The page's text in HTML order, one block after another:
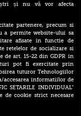
și nu vă vor afecta
partenere, precum si
permite website-ului sa
afisate in functie de
retelelor de socializare si
de art. 15-22 din GDPR in
pot fi exercitate prin
tuturor Tehnologiilor
accesarea informatiilor de
SETARILE INDIVIDUAL”
cookie strict necesare